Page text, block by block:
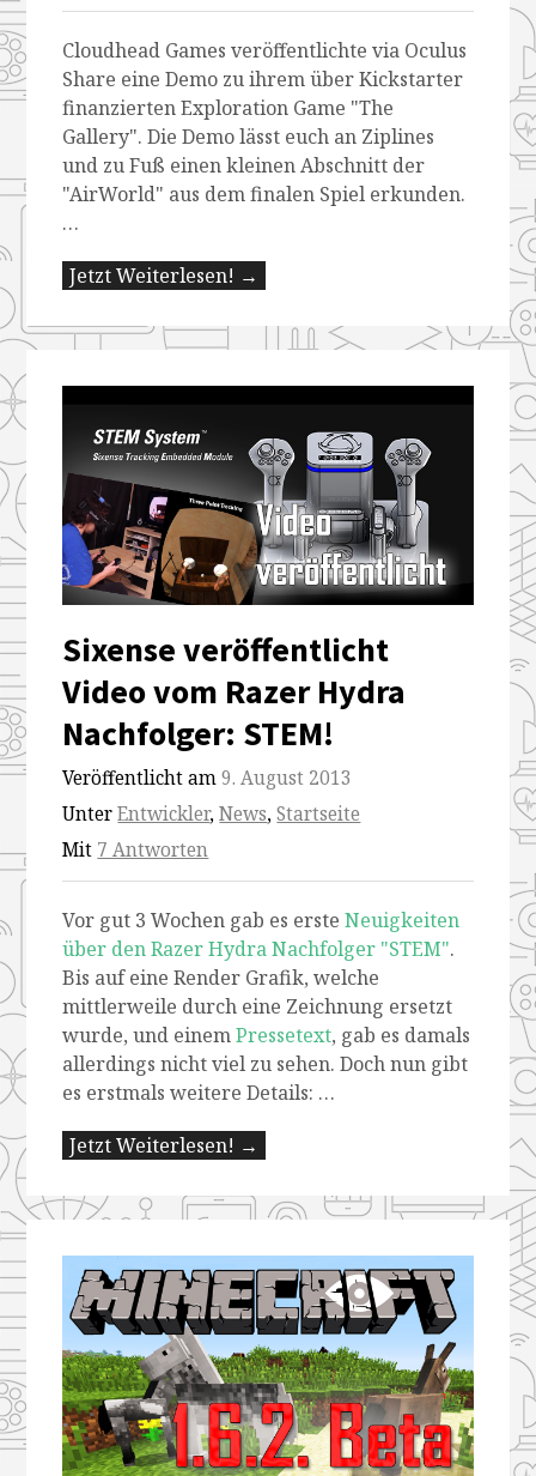
Cloudhead Games veröffentlichte via Oculus
Share eine Demo zu ihrem über Kickstarter
finanzierten Exploration Game "The
Gallery". Die Demo lässt euch an Ziplines
und zu Fuß einen kleinen Abschnitt der
"AirWorld" aus dem finalen Spiel erkunden.
…
Jetzt Weiterlesen! →
Sixense veröffentlicht
Video vom Razer Hydra
Nachfolger: STEM!
Veröffentlicht am9. August 2013
UnterEntwickler,News,Startseite
Mit 7 Antworten
Vor gut 3 Wochen gab es ersteNeuigkeiten
über den Razer Hydra Nachfolger "STEM".
Bis auf eine Render Grafik, welche
mittlerweile durch eine Zeichnung ersetzt
wurde, und einemPressetext, gab es damals
allerdings nicht viel zu sehen. Doch nun gibt
es erstmals weitere Details: …
Jetzt Weiterlesen! →